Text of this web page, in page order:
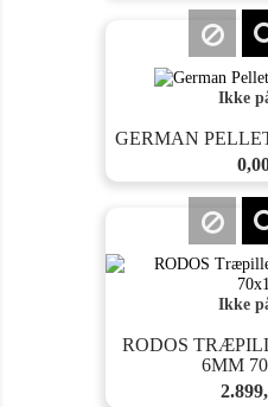
Ikke
GERMAN
Pris
Ikke
RODOS
6MM
Pris